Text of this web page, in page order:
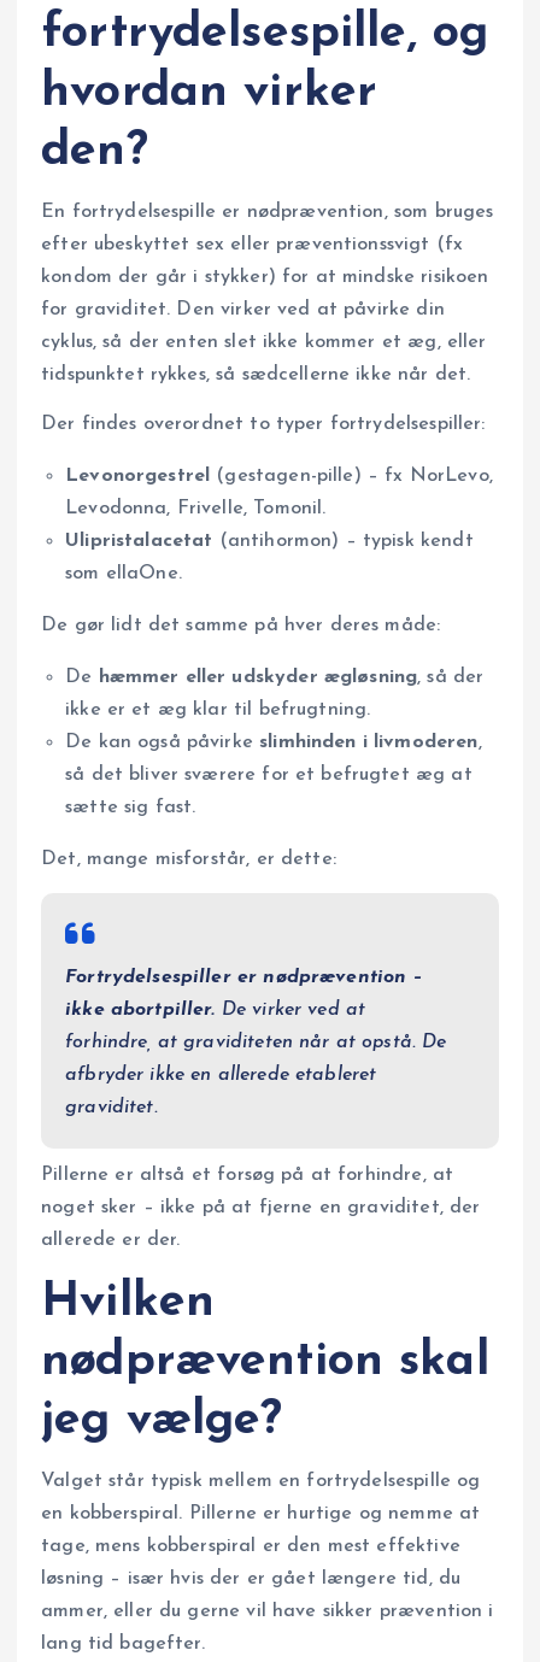
fortrydelsespille, og
hvordan virker
den?
En fortrydelsespille er nødprævention, som bruges
efter ubeskyttet sex eller præventionssvigt (fx
kondom der går i stykker) for at mindske risikoen
for graviditet. Den virker ved at påvirke din
cyklus, så der enten slet ikke kommer et æg, eller
tidspunktet rykkes, så sædcellerne ikke når det.
Der findes overordnet to typer fortrydelsespiller:
Levonorgestrel
(gestagen-pille) – fx NorLevo,
Levodonna, Frivelle, Tomonil.
Ulipristalacetat (antihormon) – typisk kendt
som ellaOne.
De gør lidt det samme på hver deres måde:
De hæmmer eller udskyder ægløsning, så der
ikke er et æg klar til befrugtning.
De kan også påvirke slimhinden i livmoderen,
så det bliver sværere for et befrugtet æg at
sætte sig fast.
Det, mange misforstår, er dette:
Fortrydelsespiller er nødprævention –
ikke abortpiller. De virker ved at
forhindre, at graviditeten når at opstå. De
afbryder ikke en allerede etableret
graviditet.
Pillerne er altså et forsøg på at forhindre, at
noget sker – ikke på at fjerne en graviditet, der
allerede er der.
Hvilken
nødprævention skal
jeg vælge?
Valget står typisk mellem en fortrydelsespille og
en kobberspiral. Pillerne er hurtige og nemme at
tage, mens kobberspiral er den mest effektive
løsning – især hvis der er gået længere tid, du
ammer, eller du gerne vil have sikker prævention i
lang tid bagefter.